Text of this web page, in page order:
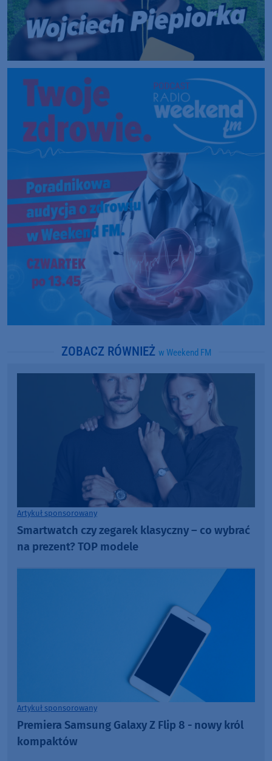
ZOBACZ RÓWNIEŻ w Weekend FM
Artykuł sponsorowany
Smartwatch czy zegarek klasyczny – co wybrać
na prezent? TOP modele
Artykuł sponsorowany
Premiera Samsung Galaxy Z Flip 8 - nowy król
kompaktów